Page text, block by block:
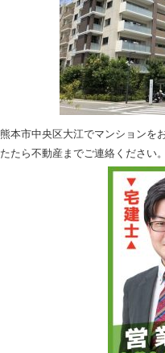
熊本市中央区大江でマンションを
たたら不動産までご連絡ください。